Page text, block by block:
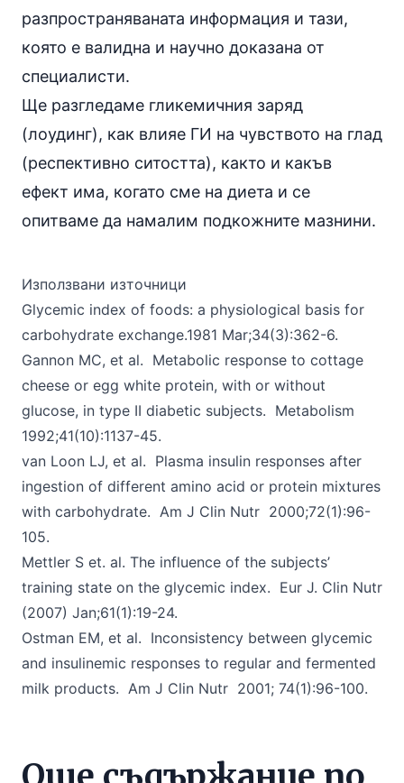
разпространяваната информация и тази,
която е валидна и научно доказана от
специалисти.
Ще разгледаме гликемичния заряд
(лоудинг), как влияе ГИ на чувството на глад
(респективно ситостта), както и какъв
ефект има, когато сме на диета и се
опитваме да намалим подкожните мазнини.
Използвани източници
Glycemic index of foods: a physiological basis for
carbohydrate exchange.1981 Mar;34(3):362-6.
Gannon MC, et al. Metabolic response to cottage
cheese or egg white protein, with or without
glucose, in type II diabetic subjects. Metabolism
1992;41(10):1137-45.
van Loon LJ, et al. Plasma insulin responses after
ingestion of different amino acid or protein mixtures
with carbohydrate. Am J Clin Nutr 2000;72(1):96-
105.
Mettler S et. al. The influence of the subjects’
training state on the glycemic index. Eur J. Clin Nutr
(2007) Jan;61(1):19-24.
Ostman EM, et al. Inconsistency between glycemic
and insulinemic responses to regular and fermented
milk products. Am J Clin Nutr 2001; 74(1):96-100.